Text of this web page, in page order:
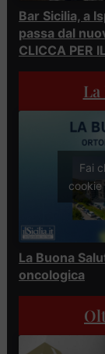
Bar Sicilia, a
passa dal
CLICCA PER
La
Fai
La Buona
oncologica